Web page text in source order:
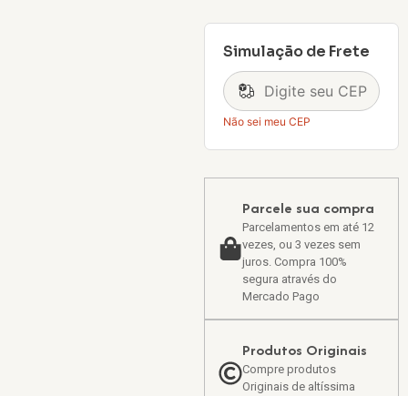
Simulação de Frete
Não sei meu CEP
Parcele sua compra
Parcelamentos em até 12
vezes, ou 3 vezes sem
juros. Compra 100%
segura através do
Mercado Pago
Produtos Originais
Compre produtos
Originais de altíssima